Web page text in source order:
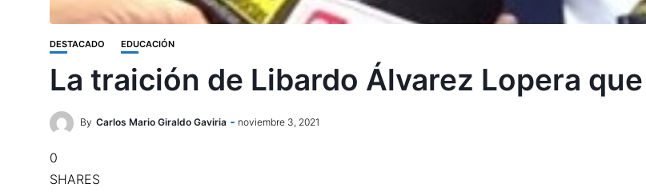
DESTACADO EDUCACIÓN
La traición de Libardo Álvarez Lopera
By Carlos Mario Giraldo Gaviria noviembre 3, 2021
0
SHARES